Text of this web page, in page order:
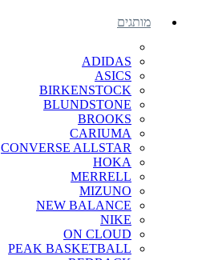
מותגים
ADIDAS
ASICS
BIRKENSTOCK
BLUNDSTONE
BROOKS
CARIUMA
CONVERSE ALLSTAR
HOKA
MERRELL
MIZUNO
NEW BALANCE
NIKE
ON CLOUD
PEAK BASKETBALL